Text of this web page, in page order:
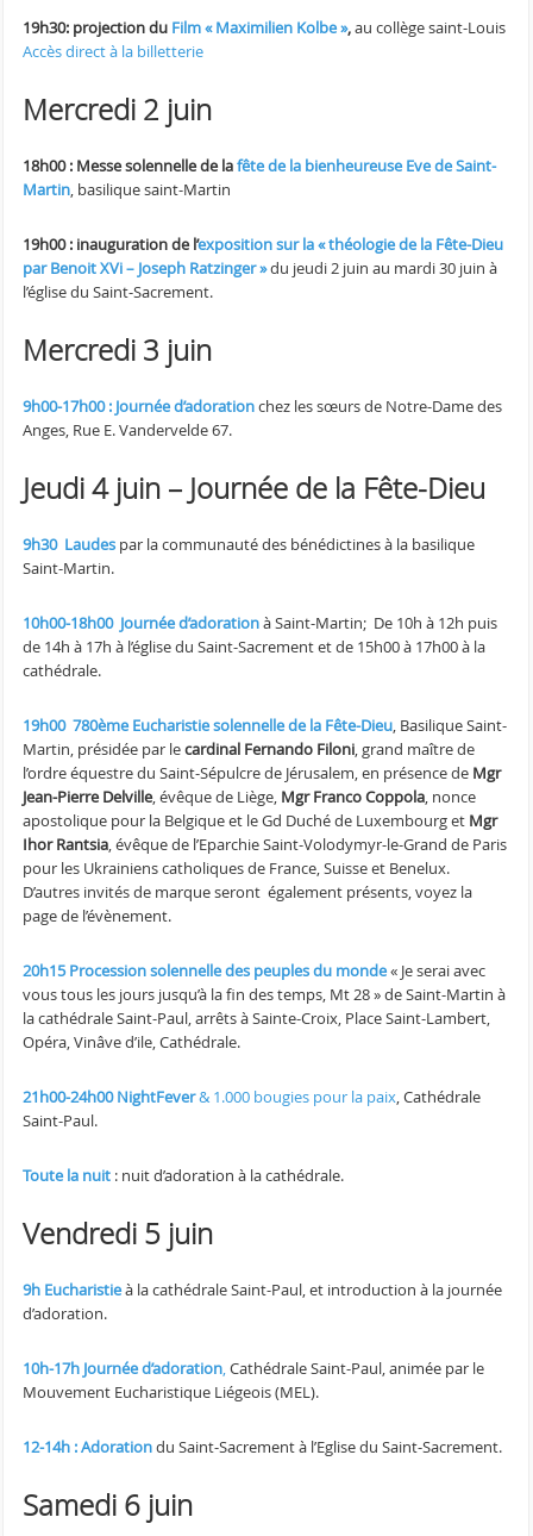
19h30: projection du Film « Maximilien Kolbe »,au collège saint-Louis
Accès direct à la billetterie
Mercredi 2 juin
18h00 : Messe solennelle de lafête de la bienheureuse Eve de Saint-
Martin, basilique saint-Martin
19h00 : inauguration de l’exposition sur la « théologie de la Fête-Dieu
par Benoit XVi – Joseph Ratzinger »du jeudi 2 juin au mardi 30 juin à
l’église du Saint-Sacrement.
Mercredi 3 juin
9h00-17h00 : Journée d’adorationchez les sœurs de Notre-Dame des
Anges, Rue E. Vandervelde 67.
Jeudi 4 juin – Journée de la Fête-Dieu
9h30 Laudes par la communauté des bénédictines à la basilique
Saint-Martin.
10h00-18h00 Journée d’adorationà Saint-Martin; De 10h à 12h puis
de 14h à 17h à l’église du Saint-Sacrement et de 15h00 à 17h00 à la
cathédrale.
19h00 780ème Eucharistie solennelle de la Fête-Dieu, Basilique Saint-
Martin, présidée par lecardinal Fernando Filoni, grand maître de
l’ordre équestre du Saint-Sépulcre de Jérusalem, en présence de Mgr
Jean-Pierre Delville, évêque de Liège, Mgr Franco Coppola, nonce
apostolique pour la Belgique et le Gd Duché de Luxembourg et Mgr
Ihor Rantsia, évêque de l’Eparchie Saint-Volodymyr-le-Grand de Paris
pour les Ukrainiens catholiques de France, Suisse et Benelux.
D’autres invités de marque seront également présents, voyez la
page de l’évènement.
20h15 Procession solennelle des peuples du monde« Je serai avec
vous tous les jours jusqu’à la fin des temps, Mt 28 » de Saint-Martin à
la cathédrale Saint-Paul, arrêts à Sainte-Croix, Place Saint-Lambert,
Opéra, Vinâve d’ile, Cathédrale.
21h00-24h00 NightFever& 1.000 bougies pour la paix, Cathédrale
Saint-Paul.
Toute la nuit: nuit d’adoration à la cathédrale.
Vendredi 5 juin
9h Eucharistieà la cathédrale Saint-Paul, et introduction à la journée
d’adoration.
10h-17h Journée d’adoration,Cathédrale Saint-Paul, animée par le
Mouvement Eucharistique Liégeois (MEL).
12-14h : Adorationdu Saint-Sacrement à l’Eglise du Saint-Sacrement.
Samedi 6 juin